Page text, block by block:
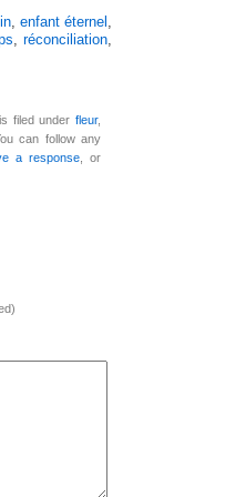
, enfant éternel ,
,réconciliation,
filed under fleur,
can follow any
a response, or